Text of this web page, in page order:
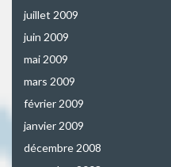
juillet 2009
juin 2009
mai 2009
mars 2009
février 2009
janvier 2009
décembre 2008